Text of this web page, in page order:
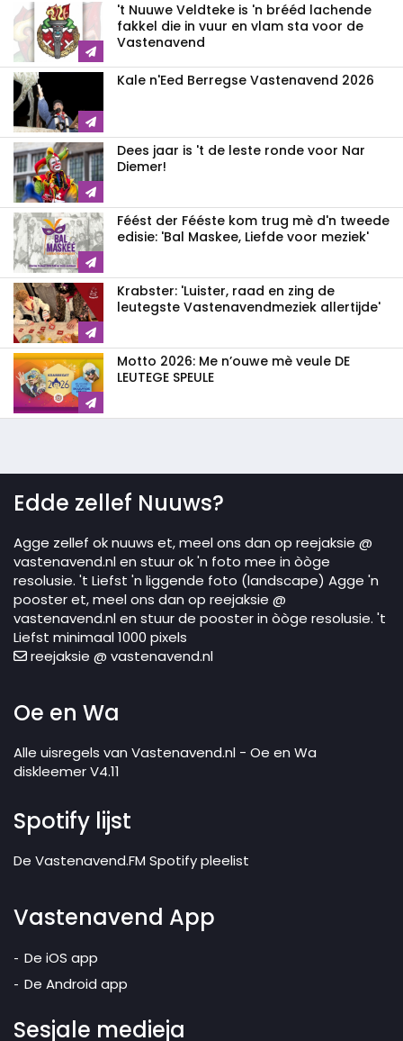
't Nuuwe Veldteke is 'n brééd lachende
fakkel die in vuur en vlam sta voor de
Vastenavend
Kale n'Eed Berregse Vastenavend 2026
Dees jaar is 't de leste ronde voor Nar
Diemer!
Féést der Fééste kom trug mè d'n tweede
edisie: 'Bal Maskee, Liefde voor meziek'
Krabster: 'Luister, raad en zing de
leutegste Vastenavendmeziek allertijde'
Motto 2026: Me n’ouwe mè veule DE
LEUTEGE SPEULE
Edde zellef Nuuws?
Agge zellef ok nuuws et, meel ons dan op reejaksie @
vastenavend.nl en stuur ok 'n foto mee in òòge
resolusie. 't Liefst 'n liggende foto (landscape) Agge 'n
pooster et, meel ons dan op reejaksie @
vastenavend.nl en stuur de pooster in òòge resolusie. 't
Liefst minimaal 1000 pixels
reejaksie @ vastenavend.nl
Oe en Wa
Alle uisregels van Vastenavend.nl - Oe en Wa
diskleemer V4.11
Spotify lijst
De Vastenavend.FM Spotify pleelist
Vastenavend App
De iOS app
De Android app
Sesjale medieja